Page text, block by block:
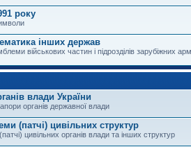
року
інших держав
військових частин і підрозділів зарубіжних
влади України
органів державної влади
(патчі) цивільних структур
цивільних органів влади та інших структур